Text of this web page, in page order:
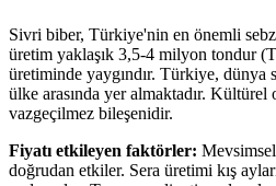
Sivri biber, Türkiye'nin en önemli
üretim yaklaşık 3,5-4 milyon tondur
üretiminde yaygındır. Türkiye,
ülke arasında yer almaktadır. Kültürel
vazgeçilmez bileşenidir.
Fiyatı etkileyen faktörler:
doğrudan etkiler. Sera üretimi kış